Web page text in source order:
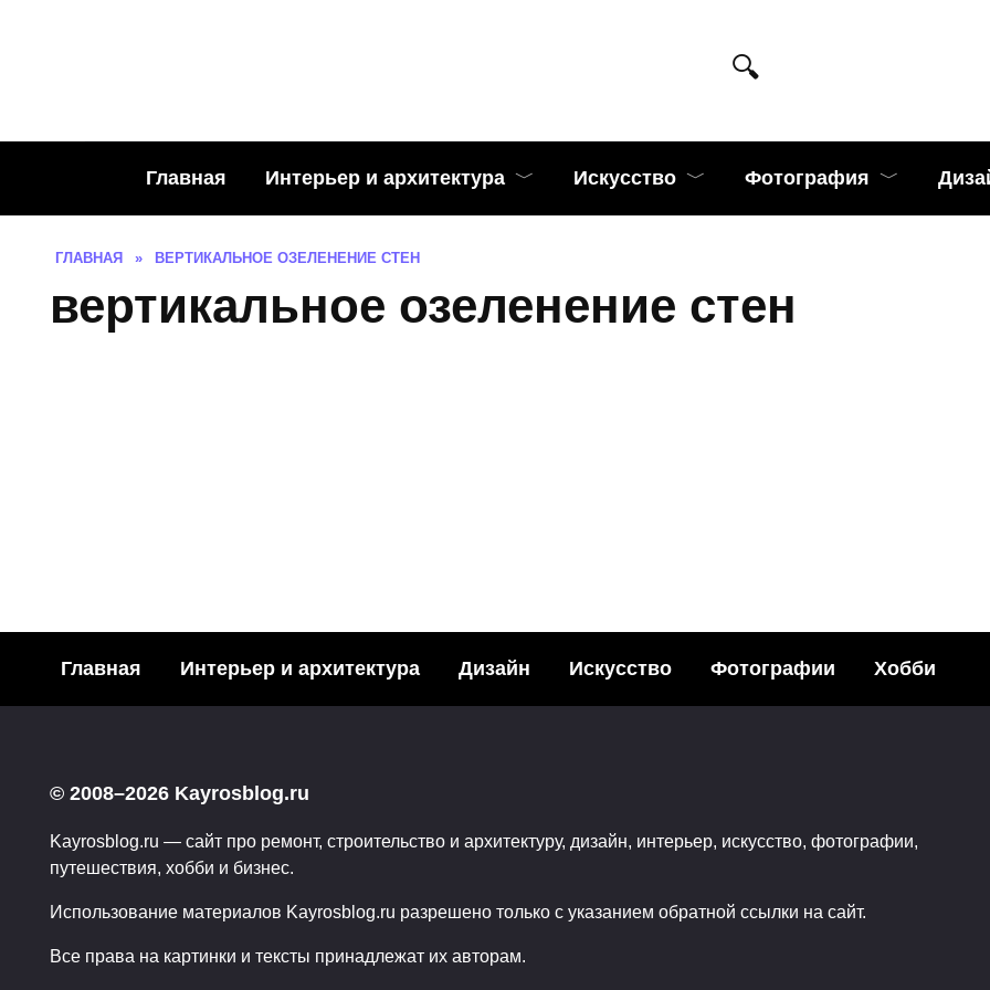
Главная Интерьер и архитектура Искусство Фотография
ГЛАВНАЯ » ВЕРТИКАЛЬНОЕ ОЗЕЛЕНЕНИЕ СТЕН
вертикальное озеленение стен
нового поколения
Главная Интерьер и архитектура Дизайн Искусство Фотографии Хобби
© 2008–2026 Kayrosblog.ru
Kayrosblog.ru — сайт про ремонт, строительство и архитектуру, дизайн, интерьер, искусство, фотографии,
путешествия, хобби и бизнес.
Использование материалов Kayrosblog.ru разрешено только с указанием обратной ссылки на сайт.
Все права на картинки и тексты принадлежат их авторам.